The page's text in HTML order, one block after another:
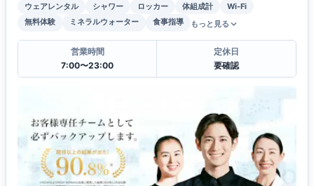
ウェアレンタル シャワー ロッカー 体組成計
Wi-Fi
無料体験
ミネラルウォーター 食事指導 もっと見る
営業時間
7:00〜23:00
定休日
要確認